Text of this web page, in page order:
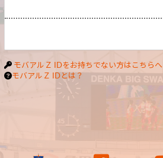
モバアルＺ IDをお持ちでない方はこちらへ
モバアルＺ IDとは？